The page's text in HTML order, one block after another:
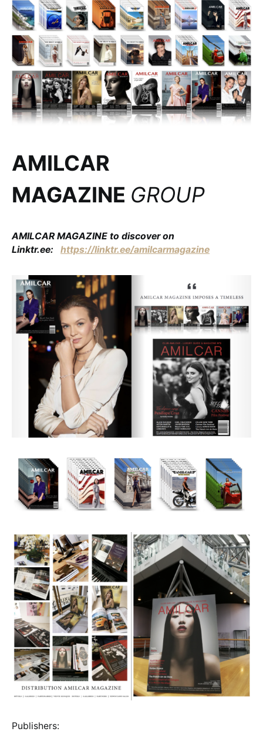
AMILCAR
MAGAZINE GROUP
AMILCAR MAGAZINE to discover on
Linktr.ee: https://linktr.ee/amilcarmagazine
Publishers: